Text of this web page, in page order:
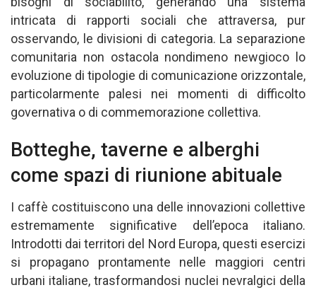
intricata di rapporti sociali che attraversa, pur
osservando, le divisioni di categoria. La separazione
comunitaria non ostacola nondimeno newgioco lo
evoluzione di tipologie di comunicazione orizzontale,
particolarmente palesi nei momenti di difficolto
governativa o di commemorazione collettiva.
Botteghe, taverne e alberghi
come spazi di riunione abituale
I caffè costituiscono una delle innovazioni collettive
estremamente significative dell’epoca italiano.
Introdotti dai territori del Nord Europa, questi esercizi
si propagano prontamente nelle maggiori centri
urbani italiane, trasformandosi nuclei nevralgici della